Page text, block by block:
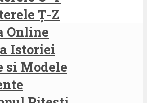
Ț-Z
Online
Istoriei
si Modele